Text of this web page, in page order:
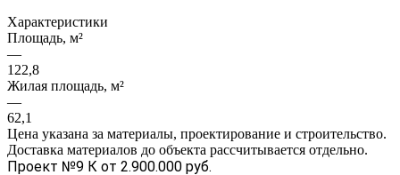
Характеристики
Площадь, м²
—
122,8
Жилая площадь, м²
—
62,1
Цена указана за материалы, проектирование и строительство.
Доставка материалов до объекта рассчитывается отдельно.
Проект №9 К от 2.900.000 руб.